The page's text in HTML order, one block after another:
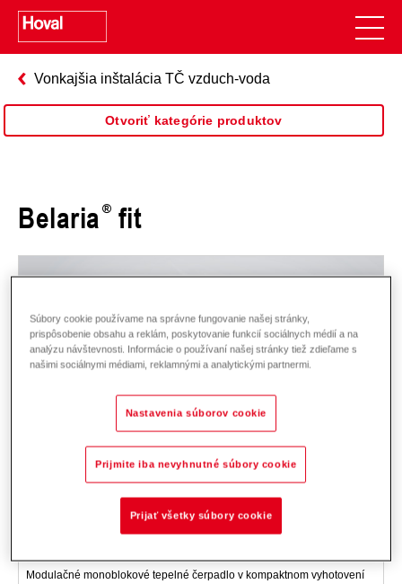
Vonkajšia inštalácia TČ vzduch-voda
Otvoriť kategórie produktov
Belaria fit
Modulačné monoblokové tepelné čerpadlo v kompaktnom vyhotovení
Súbory cookie používame na správne fungovanie našej stránky,
prispôsobenie obsahu a reklám, poskytovanie funkcií sociálnych médií a na
analýzu návštevnosti. Informácie o používaní našej stránky tiež zdieľame s
našimi sociálnymi médiami, reklamnými a analytickými partnermi.
Nastavenia súborov cookie
Prijmite iba nevyhnutné súbory cookie
Prijať všetky súbory cookie